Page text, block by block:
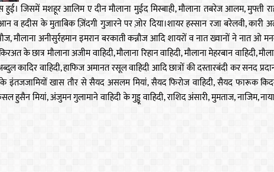
हुई। जिसमें मशहूर आलिम ए दीन मौलाना मुईद मिस्बाही, मौलाना तबरेज आलम, मुफ्ती
व हदीस के मुताबिक ज़िंदगी गुजारने पर ज़ोर दिया।शायर हस्सान रजा बरेलवी, कारी
मौलाना अनीसुर्रहमान इमरान बरकाती कन्नौज आदि शायरों व नात ख्वानों ने नात ओ
के छात्र मौलाना अजीम वाहिदी, मौलाना रिहान वाहिदी, मौलाना मेहरबान वाहिदी,
कादिर वाहिदी, हाफिज अमानत रसूल वाहिदी आदि छात्रों की दस्तारबंदी कर सनद
के इंतजजामियों खास तौर से सैयद असलम मियां, सैयद फिरोज वाहिदी, सैयद फारूक
मियां, अंजुमन गुलामाने वाहिदी के गुड्डू वाहिदी, राशिद अंसारी, मुमताज, नाजिम,